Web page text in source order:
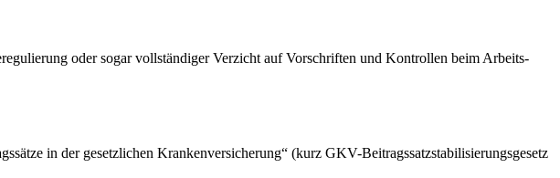
oder sogar vollständiger Verzicht auf Vorschriften und Kontrollen beim Arbeits-
in der gesetzlichen Krankenversicherung“ (kurz GKV-Beitragssatzstabilisierungsgesetz